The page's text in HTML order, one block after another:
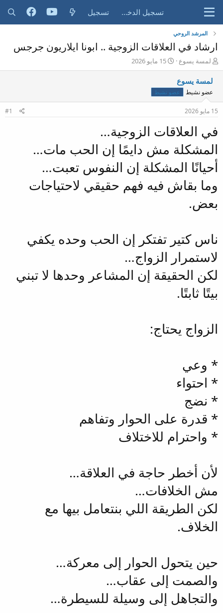
تسجيل الدخول تسجيل
المرشد الروحي
ارشاد في العلاقات الزوجية .. ابونا ايلاريون جرجس
ب
ا
د
ئ
ا
ل
م
ض
ع
لمسة يسوع
ت
ا
ي
خ
ا
د
15 مايو 2026
لمسة يسوع
عضو نشيط عضو نشيط
15 مايو 2026 #1
في العلاقات الزوجية…
المشكلة مش دايمًا إن الحب مات…
أحيانًا المشكلة إن النفوس تعبت…
وما بقاش فيه فهم حقيقي لاحتياجات
بعض.
ناس كتير تفتكر إن الحب وحده يكفي
لاستمرار الزواج…
لكن الحقيقة إن المشاعر وحدها لا تبني
بيتًا ثابتًا.
الزواج يحتاج:
* وعي
* احتواء
* نضج
* قدرة على الحوار وتفاهم
* واحترام للاختلاف
لأن أخطر حاجة في العلاقة…
مش الخلافات…
لكن الطريقة اللي بنتعامل بيها مع
الخلاف.
حين يتحول الحوار إلى معركة…
والصمت إلى عقاب…
والتجاهل إلى وسيلة للسيطرة…